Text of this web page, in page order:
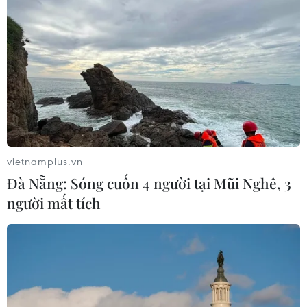
26/05/2026 07:04
Dàn Hoa hậu "thị phạm" tại
casting Tuần lễ thời trang Quốc tế
Việt Nam 2026
25/05/2026 07:02
CƠ QUAN CHỦ QUẢN: THÔNG TẤN XÃ VIỆT NAM
vietnamplus.vn
Đà Nẵng: Sóng cuốn 4 người tại Mũi Nghê, 3
người mất tích